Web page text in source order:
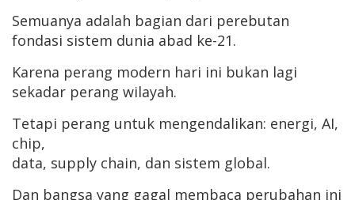
Semuanya adalah bagian dari perebutan
fondasi sistem dunia abad ke-21.
Karena perang modern hari ini bukan lagi
sekadar perang wilayah.
Tetapi perang untuk mengendalikan: energi, AI,
chip,
data, supply chain, dan sistem global.
Dan bangsa yang gagal membaca perubahan ini